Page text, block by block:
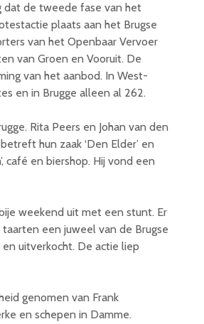
dat de tweede fase van het
plaats aan het Brugse
van het Openbaar Vervoer
van Groen en Vooruit. De
van het aanbod. In West-
en in Brugge alleen al 262.
Rita Peers en Johan van den
hun zaak ‘Den Elder’ en
café en biershop. Hij vond een
weekend uit met een stunt. Er
een juweel van de Brugse
uitverkocht. De actie liep
genomen van Frank
en schepen in Damme.